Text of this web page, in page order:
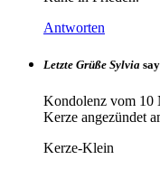
Antworten
Letzte Grüße Sylvia
Kondolenz vom 10
Kerze angezündet
Kerze-Klein